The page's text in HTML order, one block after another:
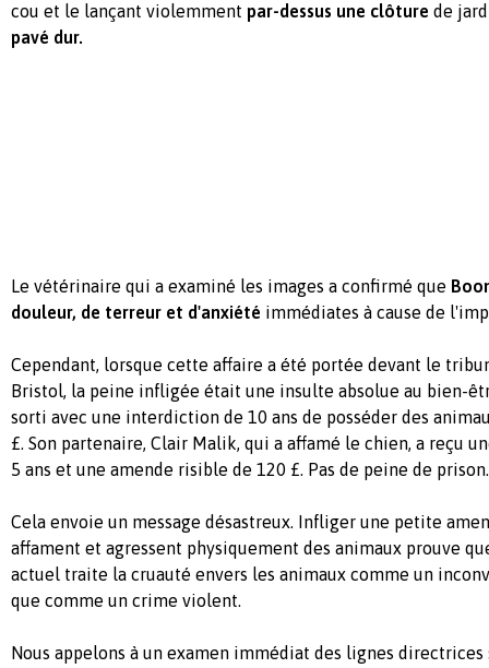
cou et le lançant violemment par-dessus une clôture de
pavé dur.
Le vétérinaire qui a examiné les images a confirmé que
douleur, de terreur et d'anxiété immédiates à cause de
Cependant, lorsque cette affaire a été portée devant le
Bristol, la peine infligée était une insulte absolue au bien-
sorti avec une interdiction de 10 ans de posséder des
£. Son partenaire, Clair Malik, qui a affamé le chien, a reçu
5 ans et une amende risible de 120 £. Pas de peine de
Cela envoie un message désastreux. Infliger une petite
affament et agressent physiquement des animaux prouve
actuel traite la cruauté envers les animaux comme un
que comme un crime violent.
Nous appelons à un examen immédiat des lignes directrices